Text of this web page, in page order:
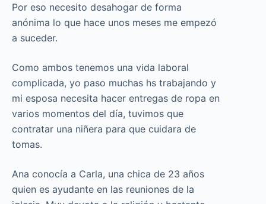
Por eso necesito desahogar de forma
anónima lo que hace unos meses me empezó
a suceder.
Como ambos tenemos una vida laboral
complicada, yo paso muchas hs trabajando y
mi esposa necesita hacer entregas de ropa en
varios momentos del día, tuvimos que
contratar una niñera para que cuidara de
tomas.
Ana conocía a Carla, una chica de 23 años
quien es ayudante en las reuniones de la